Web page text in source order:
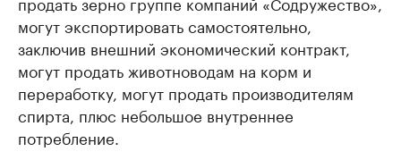
могут экспортировать самостоятельно,
заключив внешний экономический контракт,
могут продать животноводам на корм и
переработку, могут продать производителям
спирта, плюс небольшое внутреннее
потребление.